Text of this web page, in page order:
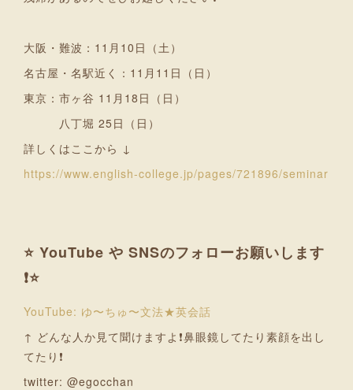
大阪・難波：11月10日（土）
名古屋・名駅近く：11月11日（日）
東京：市ヶ谷 11月18日（日）
八丁堀 25日（日）
詳しくはここから ↓
https://www.english-college.jp/pages/721896/seminar
⭐ YouTube や SNSのフォローお願いします
❗⭐
YouTube: ゆ〜ちゅ〜文法★英会話
↑ どんな人か見て聞けますよ❗鼻眼鏡してたり素顔を出し
てたり❗
twitter: @egocchan